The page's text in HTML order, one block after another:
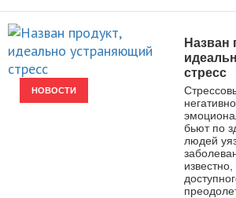
НОВОСТИ
Назван
стресс
бьют по
людей